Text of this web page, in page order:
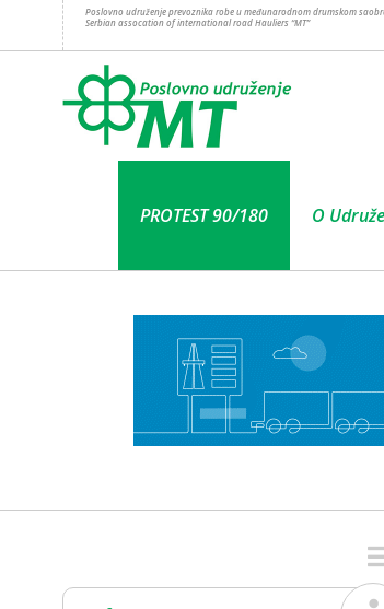
Poslovno udruženje prevoznika robe u međunarodnom drumskom
Serbian assocation of international road Hauliers “MT”
PROTEST 90/180 O